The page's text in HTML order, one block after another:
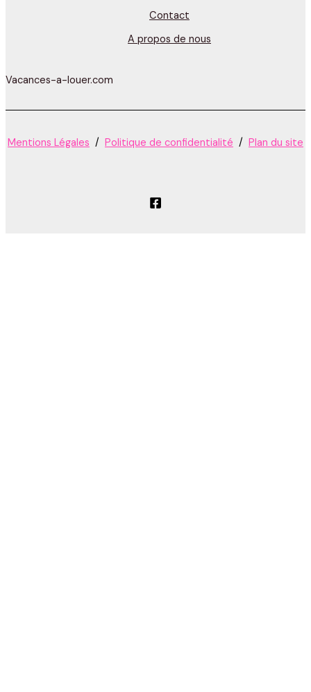
Contact
A propos de nous
Vacances-a-louer.com
Mentions Légales / Politique de confidentialité / Plan du site